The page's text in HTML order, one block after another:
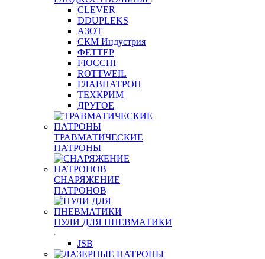
CLEVER
DDUPLEKS
АЗОТ
СКМ Индустрия
ФЕТТЕР
FIOCCHI
ROTTWEIL
ГЛАВПАТРОН
ТЕХКРИМ
ДРУГОЕ
ТРАВМАТИЧЕСКИЕ
ПАТРОНЫ
СНАРЯЖЕНИЕ
ПАТРОНОВ
ПУЛИ ДЛЯ ПНЕВМАТИКИ
JSB